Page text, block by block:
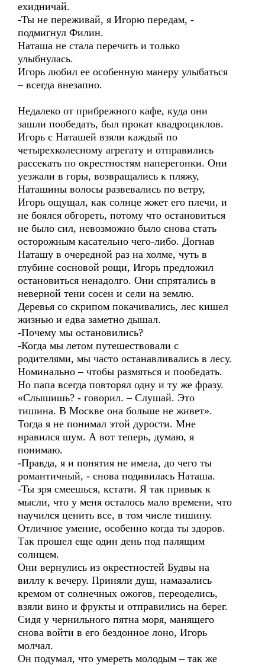
ехидничай.
-Ты не переживай, я Игорю передам, -
подмигнул Филин.
Наташа не стала перечить и только
улыбнулась.
Игорь любил ее особенную манеру улыбаться
– всегда внезапно.
Недалеко от прибрежного кафе, куда они
зашли пообедать, был прокат квадроциклов.
Игорь с Наташей взяли каждый по
четырехколесному агрегату и отправились
рассекать по окрестностям наперегонки. Они
уезжали в горы, возвращались к пляжу,
Наташины волосы развевались по ветру,
Игорь ощущал, как солнце жжет его плечи, и
не боялся обгореть, потому что остановиться
не было сил, невозможно было снова стать
осторожным касательно чего-либо. Догнав
Наташу в очередной раз на холме, чуть в
глубине сосновой рощи, Игорь предложил
остановиться ненадолго. Они спрятались в
неверной тени сосен и сели на землю.
Деревья со скрипом покачивались, лес кишел
жизнью и едва заметно дышал.
-Почему мы остановились?
-Когда мы летом путешествовали с
родителями, мы часто останавливались в лесу.
Номинально – чтобы размяться и пообедать.
Но папа всегда повторял одну и ту же фразу.
«Слышишь? - говорил. – Слушай. Это
тишина. В Москве она больше не живет».
Тогда я не понимал этой дурости. Мне
нравился шум. А вот теперь, думаю, я
понимаю.
-Правда, я и понятия не имела, до чего ты
романтичный, - снова подивилась Наташа.
-Ты зря смеешься, кстати. Я так привык к
мысли, что у меня осталось мало времени, что
научился ценить все, в том числе тишину.
Отличное умение, особенно когда ты здоров.
Так прошел еще один день под палящим
солнцем.
Они вернулись из окрестностей Будвы на
виллу к вечеру. Приняли душ, намазались
кремом от солнечных ожогов, переоделись,
взяли вино и фрукты и отправились на берег.
Сидя у чернильного пятна моря, манящего
снова войти в его бездонное лоно, Игорь
молчал.
Он подумал, что умереть молодым – так же